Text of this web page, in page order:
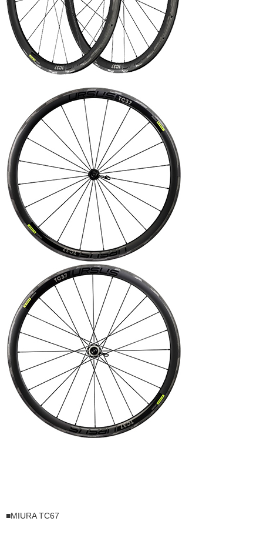
■MIURA TC67